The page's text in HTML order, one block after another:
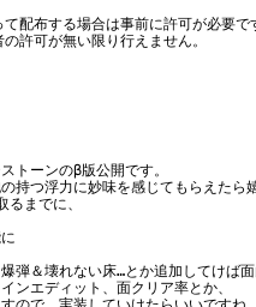
布する場合は事前に許可が必要で
可が無い限り行えません。
トーンのβ版公開です。
持つ浮力に妙味を感じてもらえたら
までに、
弾＆壊れない床…とか追加してけば
ンエディット、面クリア率とか、